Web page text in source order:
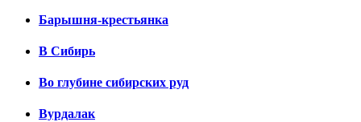
Барышня-крестьянка
В Сибирь
Во глубине сибирских руд
Вурдалак